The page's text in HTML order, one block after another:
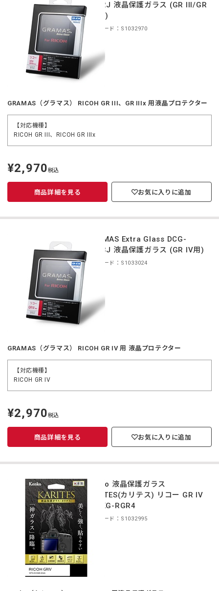
RC02J 液晶保護ガラス (GR III/GR
IIIx用)
商品コード：S1032970
GRAMAS（グラマス） RICOH GR III、GR IIIx 用液晶プロテクター
【対応機種】
RICOH GR III、RICOH GR IIIx
定
価
¥2,970税込
商品詳細を見る お気に入りに追加
GRAMAS Extra Glass DCG-
RC03J 液晶保護ガラス (GR IV用)
商品コード：S1033024
GRAMAS（グラマス） RICOH GR IV 用 液晶プロテクター
【対応機種】
RICOH GR IV
定
価
¥2,970税込
商品詳細を見る お気に入りに追加
Kenko 液晶保護ガラス
KARITES(カリテス) リコー GR IV
用 KKG-RGR4
商品コード：S1032995